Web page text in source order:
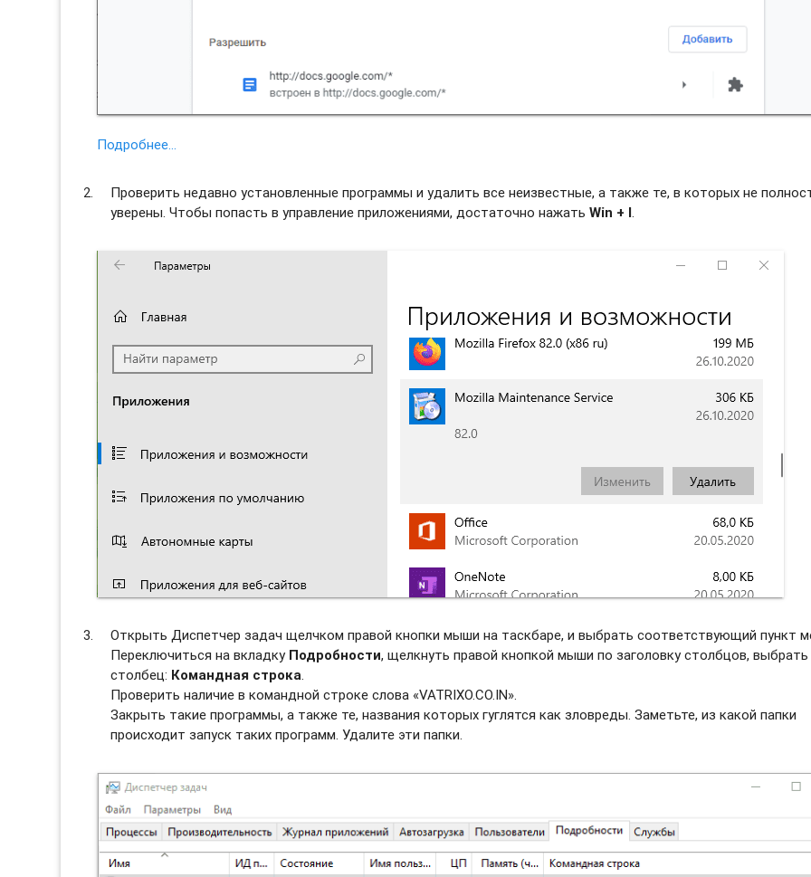
Подробнее…
Проверить недавно установленные программы и удалить все неизвестные, а также те, в которых не
уверены. Чтобы попасть в управление приложениями, достаточно нажатьWin + I
Открыть Диспетчер задач щелчком правой кнопки мыши на таскбаре, и выбрать соотвeтствующий пункт
Переключиться на вкладку Подробности, щелкнуть правой кнопкой мыши по заголовку столбцов, выбрать
столбец: Командная строка
Проверить наличие в командной строке слова «VATRIXO.CO.IN».
Закрыть такие программы, а также те, названия которых гуглятся как зловреды. Заметьте, из какой папки
происходит запуск таких программ. Удалите эти папки.